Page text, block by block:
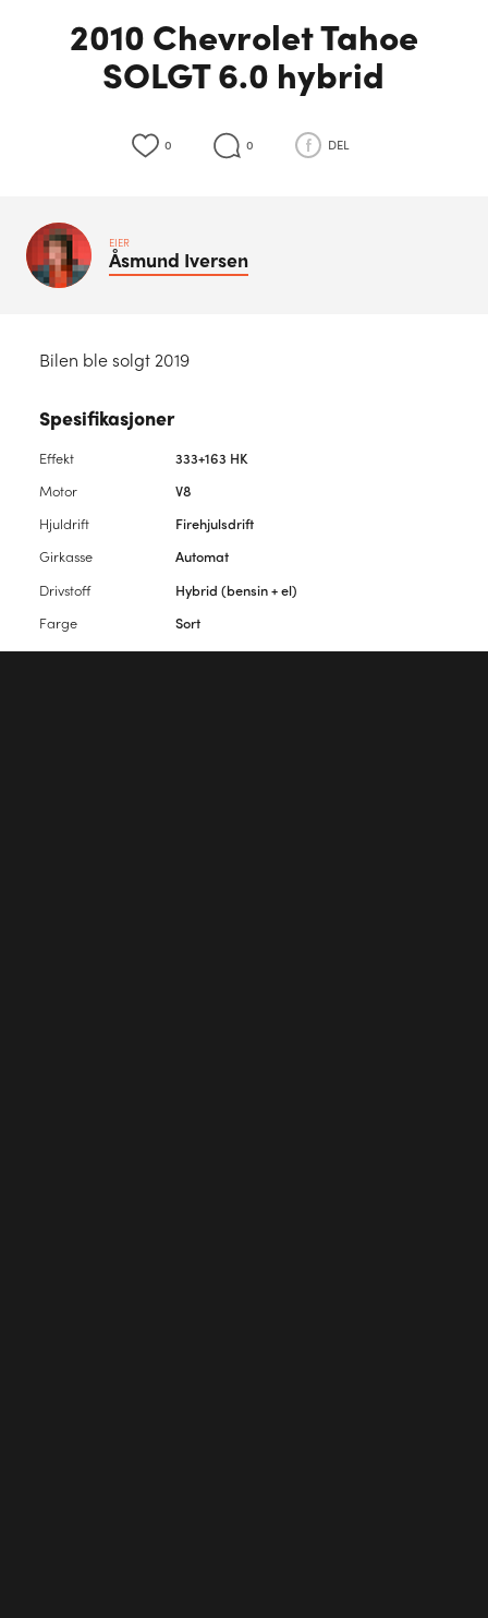
2010 Chevrolet Tahoe
SOLGT 6.0 hybrid
0 0 DEL
EIER
Åsmund Iversen
Bilen ble solgt 2019
Spesifikasjoner
Effekt
333+163 HK
Motor
V8
Hjuldrift
Firehjulsdrift
Girkasse
Automat
Drivstoff
Hybrid (bensin + el)
Farge
Sort
Interiørfarge
Sort og tre